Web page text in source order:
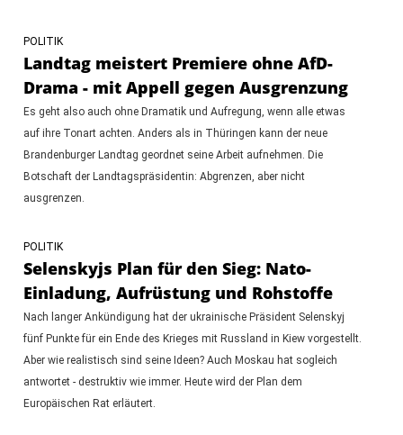
POLITIK
Landtag meistert Premiere ohne AfD-
Drama - mit Appell gegen Ausgrenzung
Es geht also auch ohne Dramatik und Aufregung, wenn alle etwas
auf ihre Tonart achten. Anders als in Thüringen kann der neue
Brandenburger Landtag geordnet seine Arbeit aufnehmen. Die
Botschaft der Landtagspräsidentin: Abgrenzen, aber nicht
ausgrenzen.
POLITIK
Selenskyjs Plan für den Sieg: Nato-
Einladung, Aufrüstung und Rohstoffe
Nach langer Ankündigung hat der ukrainische Präsident Selenskyj
fünf Punkte für ein Ende des Krieges mit Russland in Kiew vorgestellt.
Aber wie realistisch sind seine Ideen? Auch Moskau hat sogleich
antwortet - destruktiv wie immer. Heute wird der Plan dem
Europäischen Rat erläutert.